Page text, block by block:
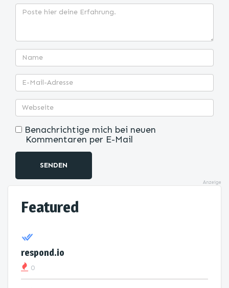
Benachrichtige mich bei neuen
Kommentaren per E-Mail
SENDEN
Anzeige
Featured
respond.io
0